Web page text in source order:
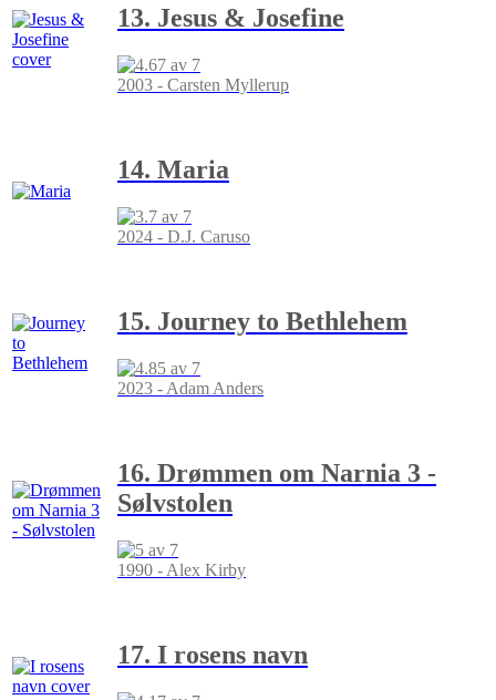
13. Jesus & Josefine
2003 - Carsten Myllerup
14. Maria
2024 - D.J. Caruso
15. Journey to Bethlehem
2023 - Adam Anders
16. Drømmen om Narnia 3 -
Sølvstolen
1990 - Alex Kirby
17. I rosens navn